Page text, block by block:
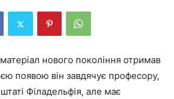
нового покоління отримав
появою він завдячує професору,
Філадельфія, але має